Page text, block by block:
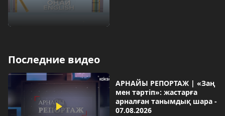
Последние видео
АРНАЙЫ РЕПОРТАЖ | «Заң
мен тәртіп»: жастарға
арналған танымдық шара -
07.08.2026